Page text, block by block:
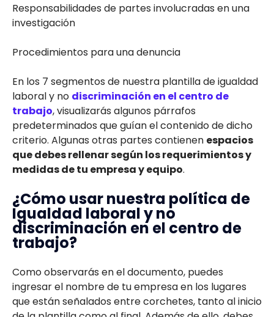
Responsabilidades de partes involucradas en una
investigación
Procedimientos para una denuncia
En los 7 segmentos de nuestra plantilla de igualdad
laboral y no discriminación en el centro de
trabajo, visualizarás algunos párrafos
predeterminados que guían el contenido de dicho
criterio. Algunas otras partes contienen espacios
que debes rellenar según los requerimientos y
medidas de tu empresa y equipo.
¿Cómo usar nuestra política de
Igualdad laboral y no
discriminación en el centro de
trabajo?
Como observarás en el documento, puedes
ingresar el nombre de tu empresa en los lugares
que están señalados entre corchetes, tanto al inicio